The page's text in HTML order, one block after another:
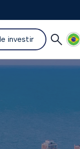
investir